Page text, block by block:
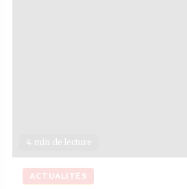
4 min de lecture
ACTUALITÉS